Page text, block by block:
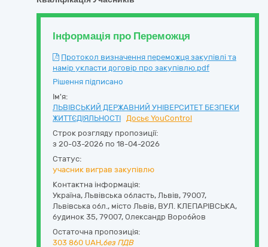
Інформація про Переможця
Протокол визначення переможця закупівлі та
намір укласти договір про закупівлю.pdf
Рішення підписано
Ім'я:
ЛЬВІВСЬКИЙ ДЕРЖАВНИЙ УНІВЕРСИТЕТ БЕЗПЕКИ
ЖИТТЄДІЯЛЬНОСТІ Досьє YouControl
Строк розгляду пропозиції:
з 20-03-2026 по 18-04-2026
Статус:
учасник виграв закупівлю
Контактна інформація:
Україна, Львівська область, Львів, 79007,
Львівська обл., місто Львів, ВУЛ. КЛЕПАРІВСЬКА,
будинок 35, 79007, Олександр Воробйов
Остаточна пропозиція:
303 860 UAH,без ПДВ